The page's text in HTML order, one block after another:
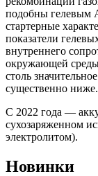
подобны гелевым
стартерные
показатели
внутреннего
окружающей среды
столь
существенно ниже.
С 2022 года —
сухозаряженном
электролитом).
Новинки